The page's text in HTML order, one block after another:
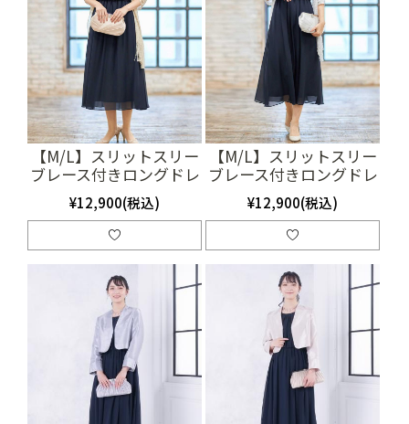
【M/L】スリットスリー
ブレース付きロングドレ
ス（SET0759）
¥12,900(税込)
【M/L】スリットスリー
ブレース付きロングドレ
ス（SET0760）
¥12,900(税込)